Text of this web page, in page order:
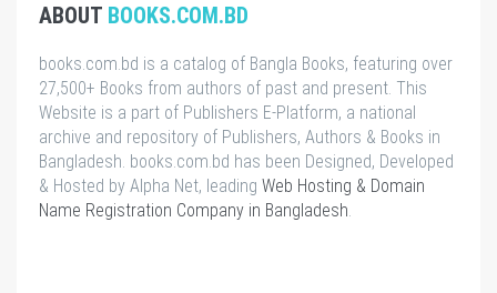
ABOUT BOOKS.COM.BD
books.com.bd is a catalog of Bangla Books, featuring over
27,500+ Books from authors of past and present. This
Website is a part of Publishers E-Platform, a national
archive and repository of Publishers, Authors & Books in
Bangladesh. books.com.bd has been Designed, Developed
& Hosted by Alpha Net, leading Web Hosting & Domain
Name Registration Company in Bangladesh